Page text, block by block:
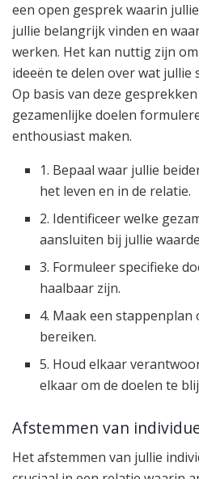
een open gesprek waarin
jullie belangrijk vinden en
werken. Het kan nuttig zijn
ideeën te delen over wat jullie
Op basis van deze
gezamenlijke doelen
enthousiast maken.
1. Bepaal waar jullie
het leven en in de relatie.
2. Identificeer welke
aansluiten bij jullie
3. Formuleer specifieke
haalbaar zijn.
4. Maak een stappenplan
bereiken.
5. Houd elkaar
elkaar om de doelen te
Afstemmen van
Het afstemmen van jullie